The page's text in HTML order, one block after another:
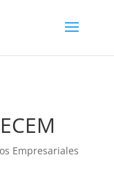
Empresariales